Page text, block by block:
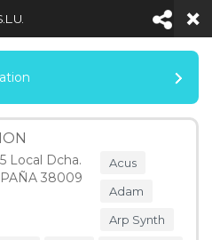
YouTube
Navigation
Local Dcha.
38009
Acus
Adam
Arp Synth